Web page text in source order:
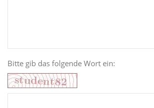
Bitte gib das folgende Wort ein: